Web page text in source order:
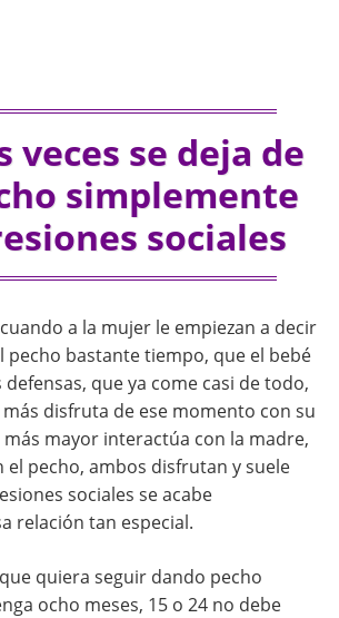
veces se deja de
simplemente
sociales
a la mujer le empiezan a decir
pecho bastante tiempo, que el bebé
que ya come casi de todo,
disfruta de ese momento con su
más mayor interactúa con la madre,
el pecho, ambos disfrutan y suele
sociales se acabe
relación tan especial.
quiera seguir dando pecho
ocho meses, 15 o 24 no debe